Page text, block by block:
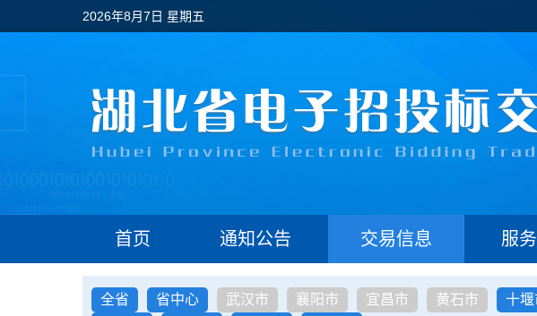
2026年8月7日 星期五
首页 通知公告 交易信息 服
全省
省中心 武汉市 襄阳市 宜昌市 黄石市 十堰